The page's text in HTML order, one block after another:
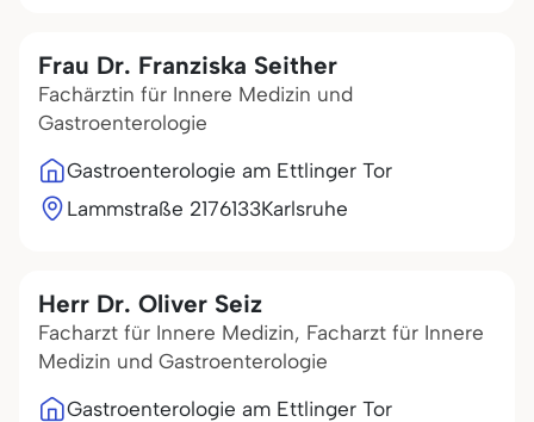
Frau Dr. Franziska Seither
Fachärztin für Innere Medizin und
Gastroenterologie
Gastroenterologie am Ettlinger Tor
Lammstraße 2176133Karlsruhe
Herr Dr. Oliver Seiz
Facharzt für Innere Medizin, Facharzt für Innere
Medizin und Gastroenterologie
Gastroenterologie am Ettlinger Tor